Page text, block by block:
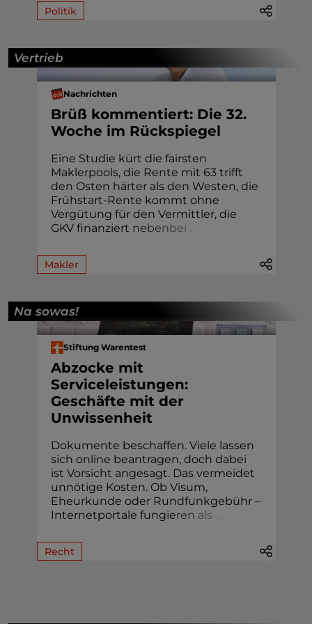
Politik
Vertrieb
Nachrichten
Brüß kommentiert: Die 32.
Woche im Rückspiegel
Eine Studie kürt die fairsten
Maklerpools, die Rente mit 63 trifft
den Osten härter als den Westen, die
Frühstart-Rente kommt ohne
Vergütung für den Vermittler, die
GKV finanziert nebenbei
Makler
Na sowas!
Stiftung Warentest
Abzocke mit
Serviceleistungen:
Geschäfte mit der
Unwissenheit
Dokumente beschaffen. Viele lassen
sich online beantragen, doch dabei
ist Vorsicht angesagt. Das vermeidet
unnötige Kosten. Ob Visum,
Eheur­kunde oder Rund­funk­gebühr –
Internetportale fungieren als
Recht